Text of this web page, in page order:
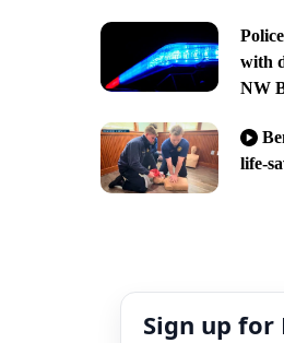
with
NW
life-
Sign up for